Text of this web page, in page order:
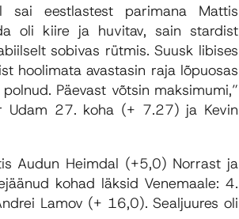
eestlastest parimana Mattis
oli kiire ja huvitav, sain stardist
sobivas rütmis. Suusk libises
hoolimata avastasin raja lõpuosas
Päevast võtsin maksimumi,”
Udam 27. koha (+ 7.27) ja Kevin
Audun Heimdal (+5,0) Norrast ja
kohad läksid Venemaale: 4.
Lamov (+ 16,0). Sealjuures oli